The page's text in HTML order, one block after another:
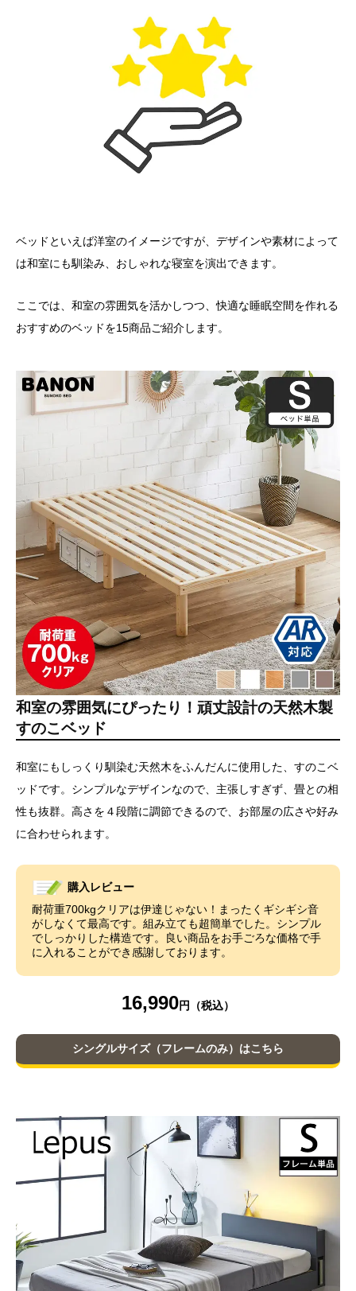
ベッドといえば洋室のイメージですが、デザインや素材によって
は和室にも馴染み、おしゃれな寝室を演出できます。
ここでは、和室の雰囲気を活かしつつ、快適な睡眠空間を作れる
おすすめのベッドを15商品ご紹介します。
和室の雰囲気にぴったり！頑丈設計の天然木製
すのこベッド
和室にもしっくり馴染む天然木をふんだんに使用した、すのこベ
ッドです。シンプルなデザインなので、主張しすぎず、畳との相
性も抜群。高さを４段階に調節できるので、お部屋の広さや好み
に合わせられます。
購入レビュー
耐荷重700kgクリアは伊達じゃない！まったくギシギシ音
がしなくて最高です。組み立ても超簡単でした。シンプル
でしっかりした構造です。良い商品をお手ごろな価格で手
に入れることができ感謝しております。
16,990
シングルサイズ（フレームのみ）はこちら